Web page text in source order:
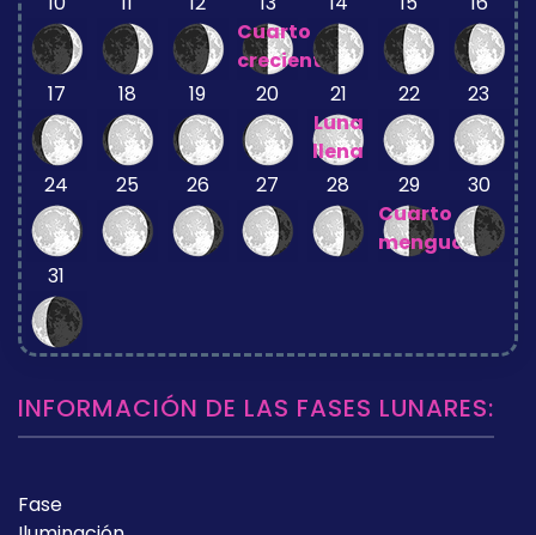
Cuarto
creciente
17 18 19 20
21
Luna
llena
22 23
24 25 26 27 28
29
Cuarto
menguante
30
31
INFORMACIÓN DE LAS FASES LUNARES:
Fase